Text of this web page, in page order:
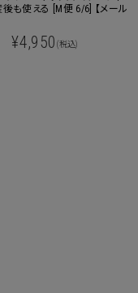
も使える [M便 6/6] 【メール
¥4,950 (税込)